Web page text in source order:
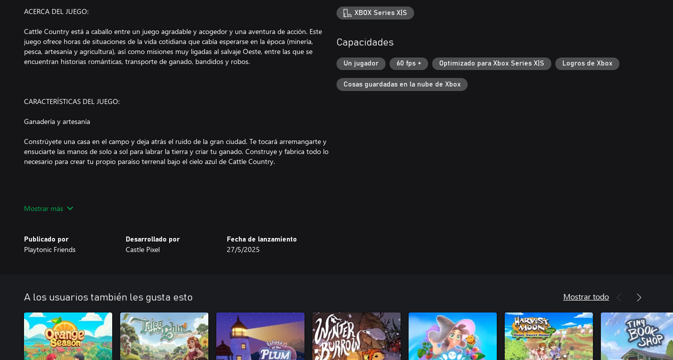
ACERCA DEL JUEGO:
Cattle Country está a caballo entre un juego agradable y acogedor y una aventura de acción. Este
juego ofrece horas de situaciones de la vida cotidiana que cabía esperarse en la época (minería,
pesca, artesanía y agricultura), así como misiones muy ligadas al salvaje Oeste, entre las que se
encuentran historias románticas, transporte de ganado, bandidos y robos.
CARACTERÍSTICAS DEL JUEGO:
Ganadería y artesanía
Constrúyete una casa en el campo y deja atrás el ruido de la gran ciudad. Te tocará arremangarte y
ensuciarte las manos de solo a sol para labrar la tierra y criar tu ganado. Construye y fabrica todo lo
necesario para crear tu propio paraíso terrenal bajo el cielo azul de Cattle Country.
dudarán en abrirte, si te ganas su confianza.
No todo el mundo en Cattle Country es amable y cariños, así que ten cuidado con las siniestras
conspiraciones y los personajes sospechosos. Protege tu rancho y a tu comunidad.
Rodeos de romance
Mostrar más
Publicado por
Playtonic Friends
Desarrollado por
Castle Pixel
Fecha de lanzamiento
27/5/2025
XBOX Series X|S
Capacidades
Un jugador 60 fps + Optimizado para Xbox Series X|S Logros de Xbox
Cosas guardadas en la nube de Xbox
A los usuarios también les gusta esto Mostrar todo